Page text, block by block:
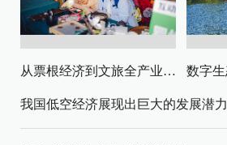
从票根经济到文旅全产业链升级
我国低空经济展现出巨大的发展潜力